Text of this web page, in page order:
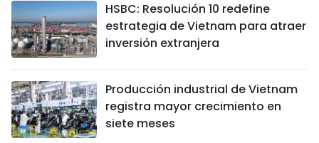
HSBC: Resolución 10 redefine
estrategia de Vietnam para atraer
inversión extranjera
Producción industrial de Vietnam
registra mayor crecimiento en
siete meses